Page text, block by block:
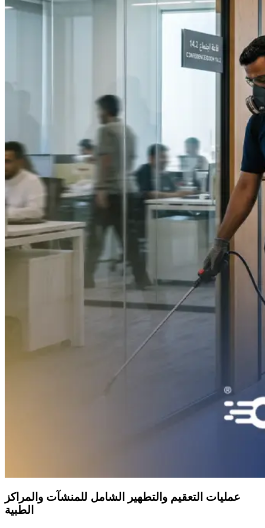
عمليات التعقيم والتطهير الشامل للمنشآت والمراكز
الطبية